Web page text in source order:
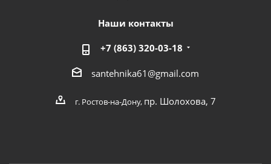
Наши контакты
+7 (863) 320-03-18
santehnika61@gmail.com
г. Ростов-на-Дону, пр. Шолохова, 7